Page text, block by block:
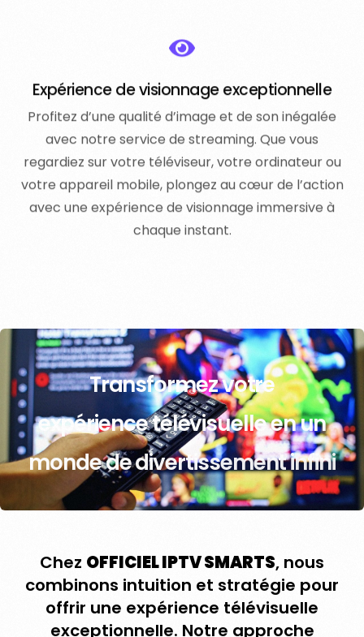
Expérience de visionnage exceptionnelle
Profitez d’une qualité d’image et de son inégalée
avec notre service de streaming. Que vous
regardiez sur votre téléviseur, votre ordinateur ou
votre appareil mobile, plongez au cœur de l’action
avec une expérience de visionnage immersive à
chaque instant.
Transformezvotre
expériencetélévisuelleenun
mondededivertissementinfini
Chez OFFICIEL IPTV SMARTS, nous
combinons intuition et stratégie pour
offrir une expérience télévisuelle
exceptionnelle. Notre approche